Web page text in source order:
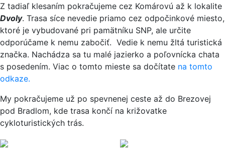
Z tadiaľ klesaním pokračujeme cez Komárovú až k lokalite
Dvoly. Trasa síce nevedie priamo cez odpočinkové miesto,
ktoré je vybudované pri pamätníku SNP, ale určite
odporúčame k nemu zabočiť. Vedie k nemu žltá turistická
značka. Nachádza sa tu malé jazierko a poľovnícka chata
s posedením. Viac o tomto mieste sa dočítate na tomto
odkaze.
My pokračujeme už po spevnenej ceste až do Brezovej
pod Bradlom, kde trasa končí na križovatke
cykloturistických trás.